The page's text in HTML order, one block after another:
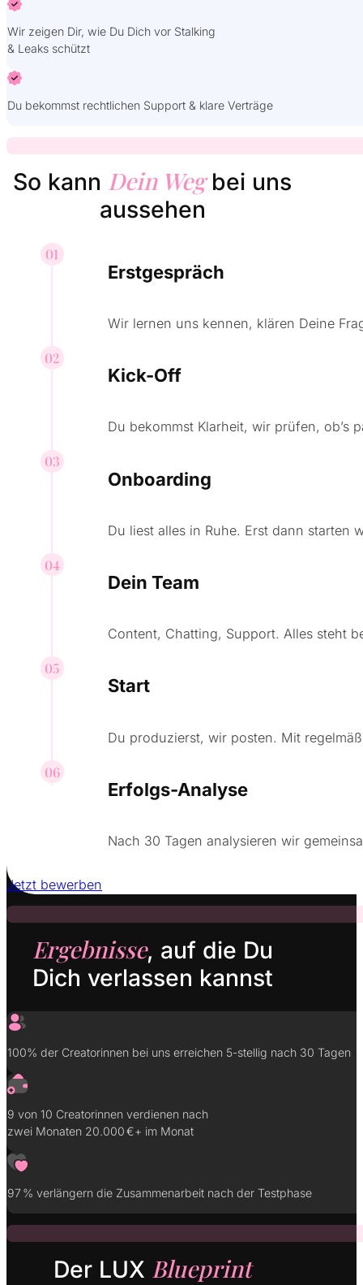
Wir zeigen Dir, wie Du Dich vor Stalking
& Leaks schützt
Du bekommst rechtlichen Support & klare Verträge
So kann Dein Wegbei uns
aussehen
Erstgespräch
Wir lernen uns kennen, klären Deine
01
Kick-Off
Du bekommst Klarheit, wir prüfen, ob’s
02
Onboarding
Du liest alles in Ruhe. Erst dann starten
03
Dein Team
Content, Chatting, Support. Alles steht
04
Start
Du produzierst, wir posten. Mit
05
Erfolgs-Analyse
Nach 30 Tagen analysieren wir
06
Jetzt bewerben
Ergebnisse, auf die Du
Dich verlassen kannst
100% der Creatorinnen bei uns erreichen 5-stellig nach 30 Tagen
9 von 10 Creatorinnen verdienen nach
zwei Monaten 20.000 €+ im Monat
97 % verlängern die Zusammenarbeit nach der Testphase
Der LUX Blueprint